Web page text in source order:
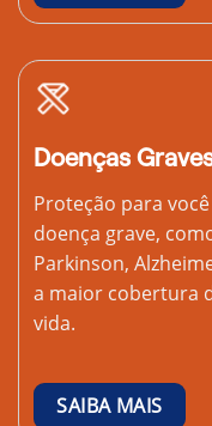
Doenças
Proteção para
doença grave,
Parkinson,
a maior cobertura
vida.
SAIBA MAIS